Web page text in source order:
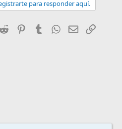
para responder aquí.
Reddit PinterestTumblr WhatsApp
EmailEnlace